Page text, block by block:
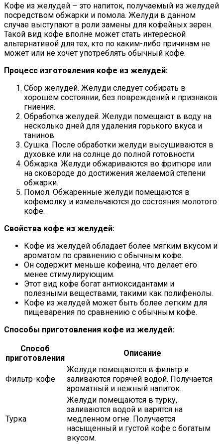
Кофе из желудей – это напиток, получаемый из желудей
посредством обжарки и помола. Желуди в данном
случае выступают в роли замены для кофейных зерен.
Такой вид кофе вполне может стать интересной
альтернативой для тех, кто по каким-либо причинам не
может или не хочет употреблять обычный кофе.
Процесс изготовления кофе из желудей:
Сбор желудей. Желуди следует собирать в
хорошем состоянии, без повреждений и признаков
гниения.
Обработка желудей. Желуди помещают в воду на
несколько дней для удаления горького вкуса и
танинов.
Сушка. После обработки желуди высушиваются в
духовке или на солнце до полной готовности.
Обжарка. Желуди обжариваются во фритюре или
на сковороде до достижения желаемой степени
обжарки.
Помол. Обжаренные желуди помещаются в
кофемолку и измельчаются до состояния молотого
кофе.
Свойства кофе из желудей:
Кофе из желудей обладает более мягким вкусом и
ароматом по сравнению с обычным кофе.
Он содержит меньше кофеина, что делает его
менее стимулирующим.
Этот вид кофе богат антиоксидантами и
полезными веществами, такими как полифенолы.
Кофе из желудей может быть более легким для
пищеварения по сравнению с обычным кофе.
Способы приготовления кофе из желудей:
Способ
приготовления
Описание
Фильтр-кофе
Желуди помещаются в фильтр и
заливаются горячей водой. Получается
ароматный и нежный напиток.
Турка
Желуди помещаются в турку,
заливаются водой и варятся на
медленном огне. Получается
насыщенный и густой кофе с богатым
вкусом.